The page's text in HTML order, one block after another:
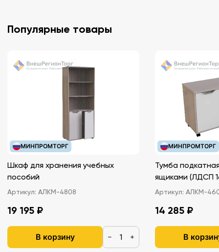
Популярные товары
МИНПРОМТОРГ
Шкаф для хранения учебных
пособий
Артикул: АЛКМ-4808
19 195 ₽
В корзину − +
МИНПРОМТОРГ
Тумба
ящиками
Артикул: АЛКМ-
14 285 ₽
В